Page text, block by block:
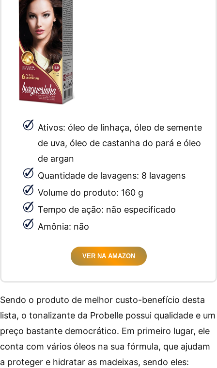
Ativos: óleo de linhaça, óleo de semente
de uva, óleo de castanha do pará e óleo
de argan
Quantidade de lavagens: 8 lavagens
Volume do produto: 160 g
Tempo de ação: não especificado
Amônia: não
VER NA AMAZON
Sendo o produto de melhor custo-benefício desta
lista, o tonalizante da Probelle possui qualidade e um
preço bastante democrático. Em primeiro lugar, ele
conta com vários óleos na sua fórmula, que ajudam
a proteger e hidratar as madeixas, sendo eles: